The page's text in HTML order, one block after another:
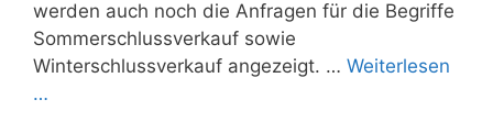
werden auch noch die Anfragen für die Begriffe
Sommerschlussverkauf sowie
Winterschlussverkauf angezeigt. … Weiterlesen
…